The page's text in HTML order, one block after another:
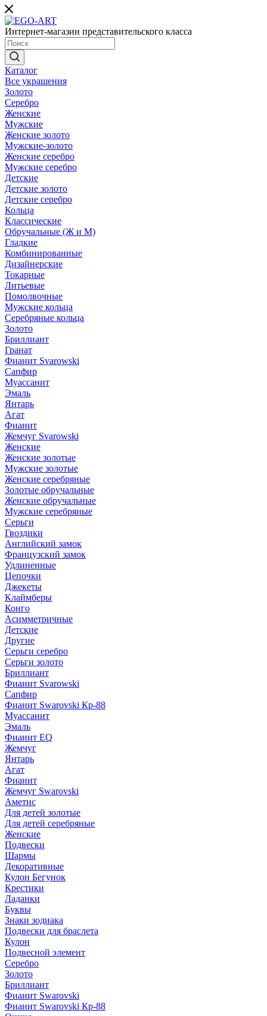
Интернет-магазин представительского класса
Каталог
Все украшения
Золото
Серебро
Женские
Мужские
Женские золото
Мужские-золото
Женские серебро
Мужские серебро
Детские
Детские золото
Детские серебро
Кольца
Классические
Обручальные (Ж и М)
Гладкие
Комбинированные
Дизайнерские
Токарные
Литьевые
Помолвочные
Мужские кольца
Серебряные кольца
Золото
Бриллиант
Гранат
Фианит Svarowski
Сапфир
Муассанит
Эмаль
Янтарь
Агат
Фианит
Жемчуг Svarowski
Женские
Женские золотые
Мужские золотые
Женские серебряные
Золотые обручальные
Женские обручальные
Мужские серебряные
Серьги
Гвоздики
Английский замок
Французский замок
Удлиненные
Цепочки
Джекеты
Клаймберы
Конго
Асимметричные
Детские
Другие
Серьги серебро
Серьги золото
Бриллиант
Фианит Svarowski
Сапфир
Фианит Swarovski Кр-88
Муассанит
Эмаль
Фианит EQ
Жемчуг
Янтарь
Агат
Фианит
Жемчуг Swarovski
Аметис
Для детей золотые
Для детей серебряные
Женские
Подвески
Шармы
Декоративные
Кулон Бегунок
Крестики
Ладанки
Буквы
Знаки зодиака
Подвески для браслета
Кулон
Подвесной элемент
Серебро
Золото
Бриллиант
Фианит Swarovski
Фианит Swarovski Кр-88